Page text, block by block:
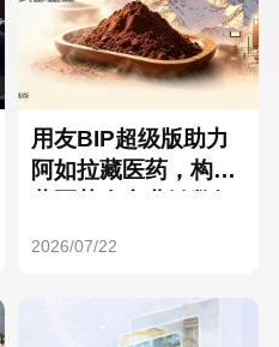
用友BIP超级版助力
阿如拉藏医药，构建
2026/07/22